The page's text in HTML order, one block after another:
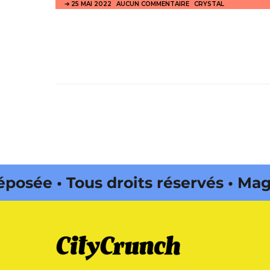
25 MAI 2022 AUCUN COMMENTAIRE CRYSTAL
droits réservés • Magazine